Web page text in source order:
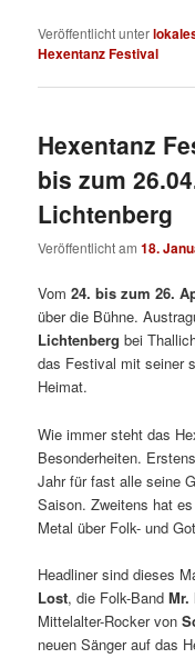
Veröffentlicht unter
Hexentanz Festival
Hexentanz
bis zum
Lichtenberg
Veröffentlicht am18.
Vom24. bis zum 26.
über die Bühne.
Lichtenberg bei
das Festival mit seiner
Heimat.
Wie immer steht das
Besonderheiten.
Jahr für fast alle seine
Saison. Zweitens hat
Metal über Folk- und
Headliner sind dieses
Lost, die Folk-BandMr.
Mittelalter-Rocker von
neuen Sänger auf das